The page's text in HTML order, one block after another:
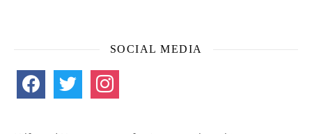
SOCIAL MEDIA
facebook twitter instagram